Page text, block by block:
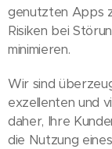
genutzten Apps
Risiken bei
minimieren.
Wir sind
exzellenten und
daher, Ihre
die Nutzung